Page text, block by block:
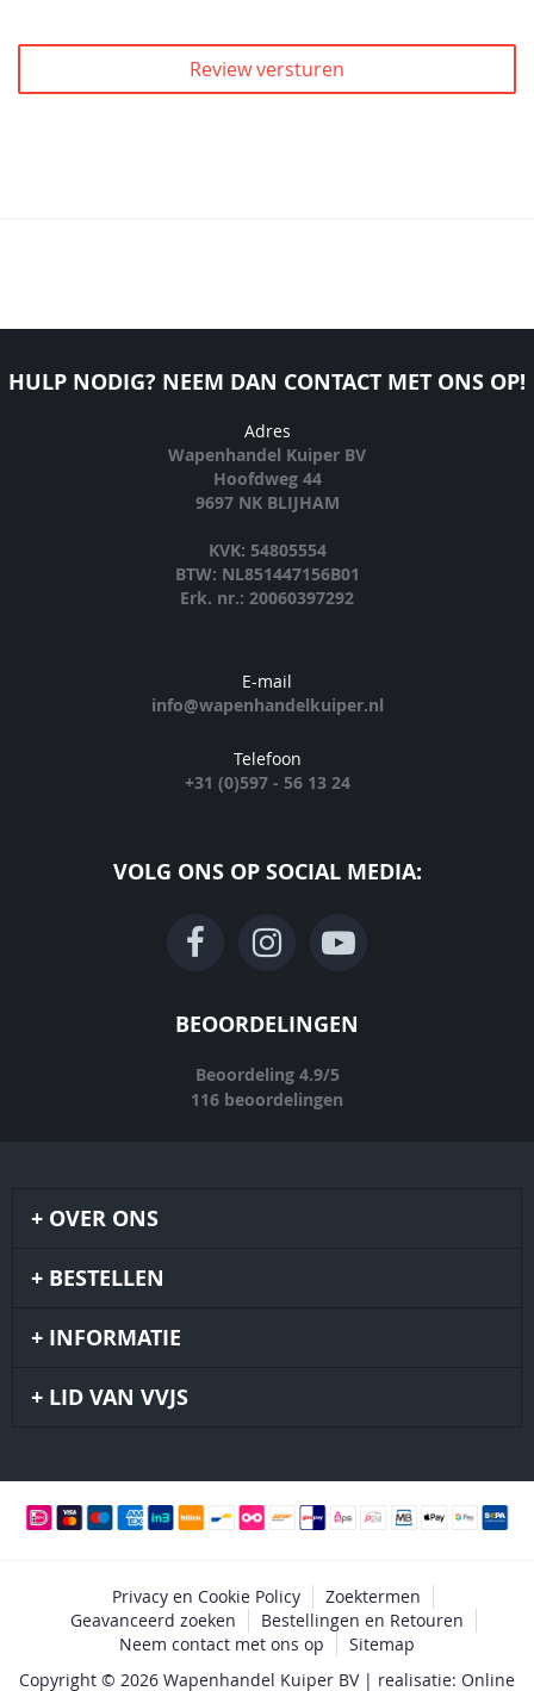
Review versturen
HULP NODIG? NEEM DAN CONTACT MET ONS OP!
Adres
Wapenhandel Kuiper BV
Hoofdweg 44
9697 NK BLIJHAM
KVK: 54805554
BTW: NL851447156B01
Erk. nr.: 20060397292
E-mail
info@wapenhandelkuiper.nl
Telefoon
+31 (0)597 - 56 13 24
VOLG ONS OP SOCIAL MEDIA:
BEOORDELINGEN
Beoordeling 4.9/5
116 beoordelingen
OVER ONS
BESTELLEN
INFORMATIE
LID VAN VVJS
Privacy en Cookie Policy
Zoektermen
Geavanceerd zoeken
Bestellingen en Retouren
Neem contact met ons op
Sitemap
Copyright © 2026 Wapenhandel Kuiper BV | realisatie: Online